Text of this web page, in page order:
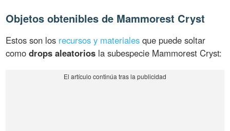
Objetos obtenibles de Mammorest Cryst
Estos son los recursos y materiales que puede soltar
comodrops aleatorios la subespecie Mammorest Cryst: